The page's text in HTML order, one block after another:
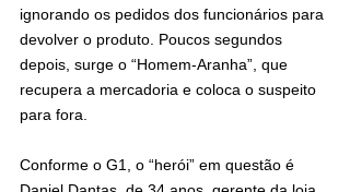
ignorando os pedidos dos funcionários para
devolver o produto. Poucos segundos
depois, surge o “Homem-Aranha”, que
recupera a mercadoria e coloca o suspeito
para fora.
Conforme o G1, o “herói” em questão é